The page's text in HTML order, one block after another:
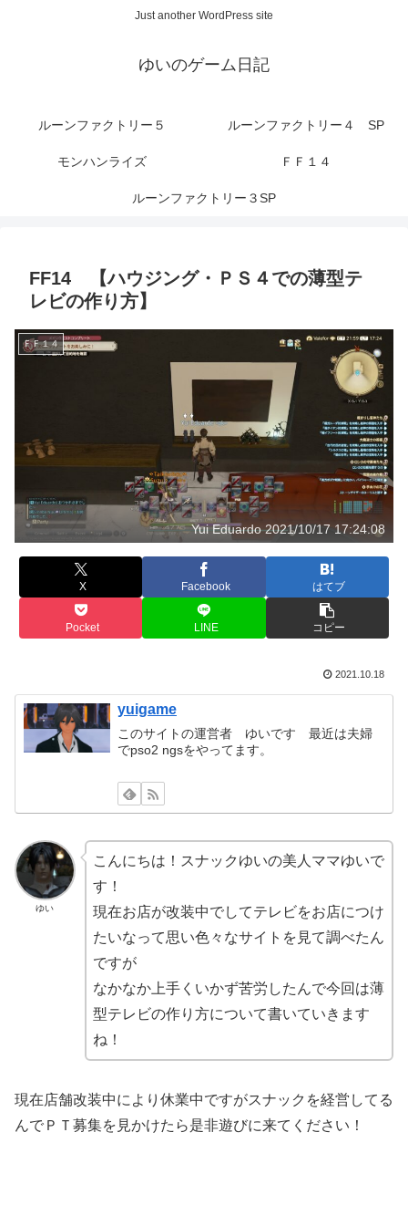
Just another WordPress site
ゆいのゲーム日記
ルーンファクトリー５ ルーンファクトリー４ SP
モンハンライズ ＦＦ１４
ルーンファクトリー３SP
FF14 【ハウジング・ＰＳ４での薄型テ
レビの作り方】
ＦＦ１４
Yui Eduardo 2021/10/17 17:24:08
X Facebook はてブ
Pocket LINE コピー
2021.10.18
yuigame
このサイトの運営者 ゆいです 最近は夫婦
でpso2 ngsをやってます。
ゆい
こんにちは！スナックゆいの美人ママゆいで
す！
現在お店が改装中でしてテレビをお店につけ
たいなって思い色々なサイトを見て調べたん
ですが
なかなか上手くいかず苦労したんで今回は薄
型テレビの作り方について書いていきます
ね！
現在店舗改装中により休業中ですがスナックを経営してる
んでＰＴ募集を見かけたら是非遊びに来てください！